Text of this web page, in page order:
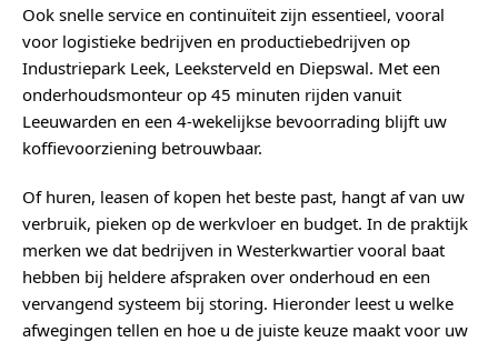
Ook snelle service en continuïteit zijn essentieel, vooral
voor logistieke bedrijven en productiebedrijven op
Industriepark Leek, Leeksterveld en Diepswal. Met een
onderhoudsmonteur op 45 minuten rijden vanuit
Leeuwarden en een 4-wekelijkse bevoorrading blijft uw
koffievoorziening betrouwbaar.
Of huren, leasen of kopen het beste past, hangt af van uw
verbruik, pieken op de werkvloer en budget. In de praktijk
merken we dat bedrijven in Westerkwartier vooral baat
hebben bij heldere afspraken over onderhoud en een
vervangend systeem bij storing. Hieronder leest u welke
afwegingen tellen en hoe u de juiste keuze maakt voor uw